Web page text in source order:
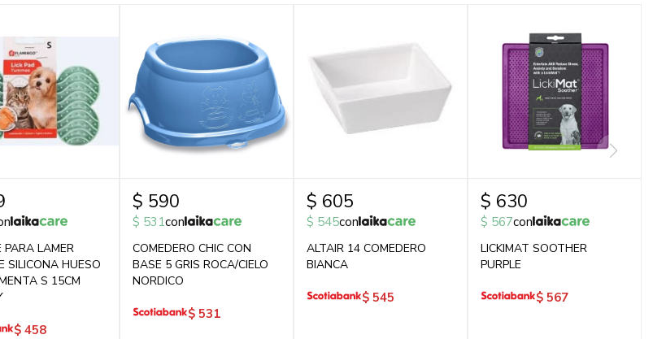
PARA LAMER
SILICONA HUESO
S 15CM
$ 458
$ 590
$ 531con
COMEDERO CHIC CON
BASE 5 GRIS ROCA/CIELO
NORDICO
$ 531
$ 605
$ 545con
ALTAIR 14 COMEDERO
BIANCA
$ 545
$ 630
$ 567con
LICKIMAT SOOTHER
PURPLE
$ 567